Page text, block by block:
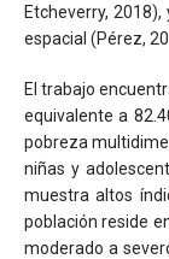
Etcheverry,
espacial (Pérez,
El trabajo
equivalente a
pobreza
niñas y
muestra altos
población reside
moderado a